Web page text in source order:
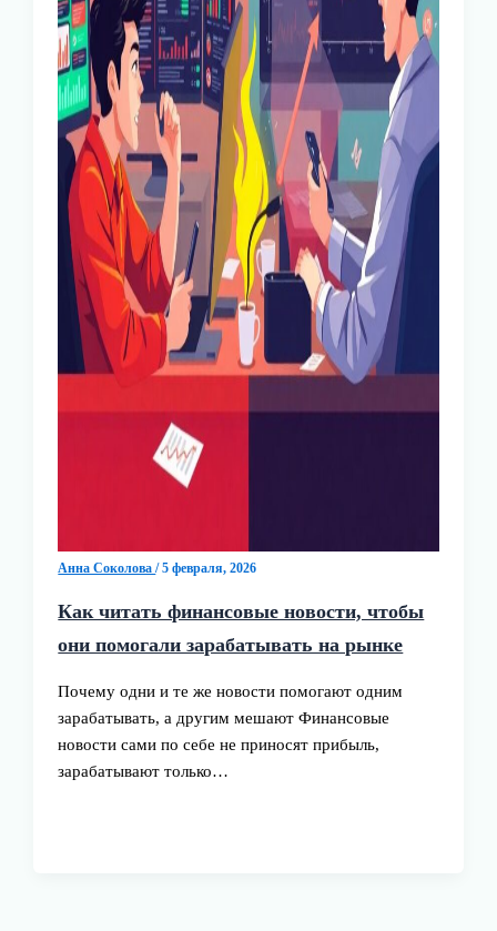
Анна Соколова/5 февраля, 2026
Как читать финансовые новости, чтобы
они помогали зарабатывать на рынке
Почему одни и те же новости помогают одним
зарабатывать, а другим мешают Финансовые
новости сами по себе не приносят прибыль,
зарабатывают только…